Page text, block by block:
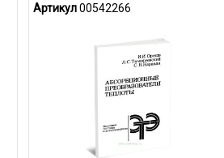
Артикул00542266